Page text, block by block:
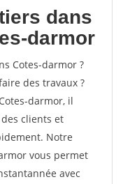
dans
darmor
Cotes-darmor ?
des travaux ?
darmor, il
clients et
Notre
vous permet
avec